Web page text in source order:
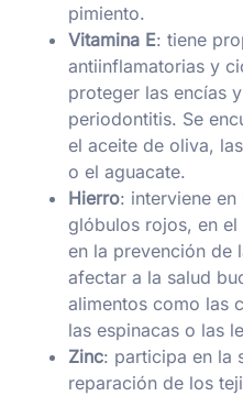
pimiento.
Vitamina E: tiene
antiinflamatorias y
proteger las encías
periodontitis. Se
el aceite de oliva,
o el aguacate.
Hierro: interviene
glóbulos rojos, en
en la prevención de
afectar a la salud
alimentos como las
las espinacas o las
Zinc: participa en la
reparación de los